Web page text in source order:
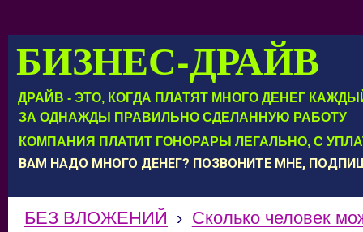
БИЗНЕС-ДРАЙВ
ДРАЙВ - ЭТО, КОГДА ПЛАТЯТ МНОГО ДЕНЕГ
КОМПАНИЯ ПЛАТИТ ГОНОРАРЫ ЛЕГАЛЬНО, С
ЗА ОДНАЖДЫ ПРАВИЛЬНО СДЕЛАННУЮ РАБОТУ
ВАМ НАДО МНОГО ДЕНЕГ? ПОЗВОНИТЕ МНЕ,
БЕЗ ВЛОЖЕНИЙ › Сколько человек